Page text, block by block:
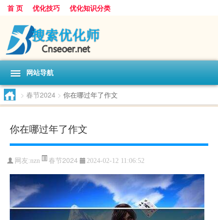
首 页 优化技巧 优化知识分类
网站导航
> 春节2024 > 你在哪过年了作文
你在哪过年了作文
网友:nzn 春节2024 2024-02-12 11:06:52